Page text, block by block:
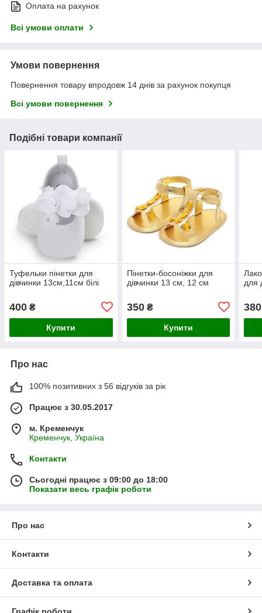
Оплата на рахунок
Всі умови оплати
Умови повернення
Повернення товару впродовж 14 днів за рахунок покупця
Всі умови повернення
Подібні товари компанії
Туфельки пінетки для
дівчинки 13см,11см білі
400 ₴
Купити
Пінетки-босоніжки для
дівчинки 13 см, 12 см
350₴
Купити
для
380
Про нас
100% позитивних з 56 відгуків за рік
Працює з 30.05.2017
м. Кременчук
Кременчук, Україна
Контакти
Сьогодні працює з 09:00 до 18:00
Показати весь графік роботи
Про нас
Контакти
Доставка та оплата
Графік роботи